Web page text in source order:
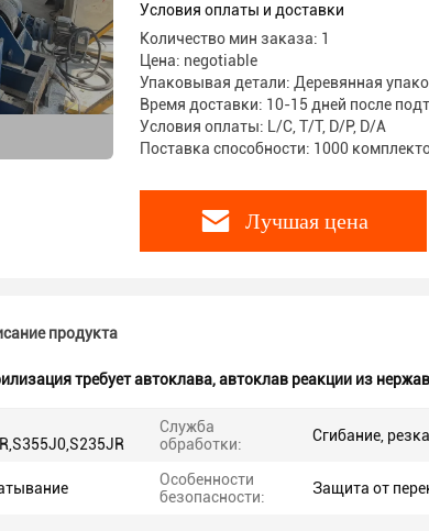
Условия оплаты и доставки
Количество мин заказа: 1
Цена: negotiable
Упаковывая детали: Деревянная
Время доставки: 10-15 дней после
Условия оплаты: L/C, T/T, D/P, D/A
Поставка способности: 1000
Лучшая цена
продукта
требует автоклава,автоклав реакции из
Служба
обработки:
Сгибание,
Особенности
безопасности:
Защита от